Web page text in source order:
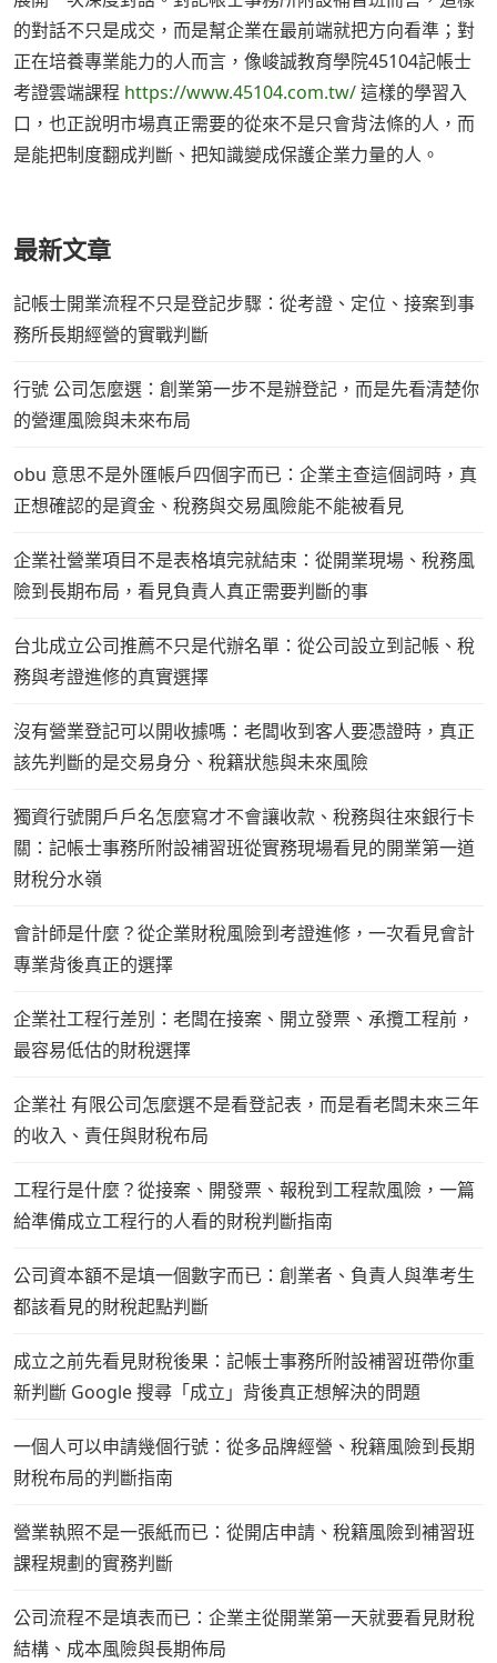
的對話不只是成交，而是幫企業在最前端就把方向看準；對
正在培養專業能力的人而言，像峻誠教育學院45104記帳士
考證雲端課程 https://www.45104.com.tw/這樣的學習入
口，也正說明市場真正需要的從來不是只會背法條的人，而
是能把制度翻成判斷、把知識變成保護企業力量的人。
最新文章
記帳士開業流程不只是登記步驟：從考證、定位、接案到事
務所長期經營的實戰判斷
行號 公司怎麼選：創業第一步不是辦登記，而是先看清楚你
的營運風險與未來布局
obu 意思不是外匯帳戶四個字而已：企業主查這個詞時，真
正想確認的是資金、稅務與交易風險能不能被看見
企業社營業項目不是表格填完就結束：從開業現場、稅務風
險到長期布局，看見負責人真正需要判斷的事
台北成立公司推薦不只是代辦名單：從公司設立到記帳、稅
務與考證進修的真實選擇
沒有營業登記可以開收據嗎：老闆收到客人要憑證時，真正
該先判斷的是交易身分、稅籍狀態與未來風險
獨資行號開戶戶名怎麼寫才不會讓收款、稅務與往來銀行卡
關：記帳士事務所附設補習班從實務現場看見的開業第一道
財稅分水嶺
會計師是什麼？從企業財稅風險到考證進修，一次看見會計
專業背後真正的選擇
企業社工程行差別：老闆在接案、開立發票、承攬工程前，
最容易低估的財稅選擇
企業社 有限公司怎麼選不是看登記表，而是看老闆未來三年
的收入、責任與財稅布局
工程行是什麼？從接案、開發票、報稅到工程款風險，一篇
給準備成立工程行的人看的財稅判斷指南
公司資本額不是填一個數字而已：創業者、負責人與準考生
都該看見的財稅起點判斷
成立之前先看見財稅後果：記帳士事務所附設補習班帶你重
新判斷 Google 搜尋「成立」背後真正想解決的問題
一個人可以申請幾個行號：從多品牌經營、稅籍風險到長期
財稅布局的判斷指南
營業執照不是一張紙而已：從開店申請、稅籍風險到補習班
課程規劃的實務判斷
公司流程不是填表而已：企業主從開業第一天就要看見財稅
結構、成本風險與長期佈局